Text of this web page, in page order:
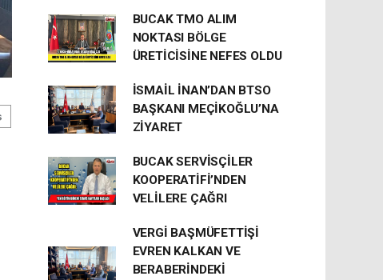
BUCAK TMO ALIM
NOKTASI BÖLGE
ÜRETİCİSİNE NEFES OLDU
İSMAİL İNAN’DAN BTSO
BAŞKANI MEÇİKOĞLU’NA
ZİYARET
BUCAK SERVİSÇİLER
KOOPERATİFİ’NDEN
VELİLERE ÇAĞRI
VERGİ BAŞMÜFETTİŞİ
EVREN KALKAN VE
BERABERİNDEKİ